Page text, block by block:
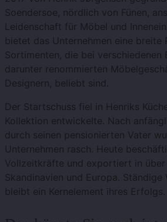
Soendersoe, nördlich von Fünen,
Leidenschaft für Möbel und
bietet das Unternehmen eine breite
Sortimenten, die bei verschiedenen
darunter renommierten
Designern, beliebt sind.
Der Startschuss fiel in Henriks
Kollektion entwickelte. Nach
durch seinen pensionierten Vater
Unternehmen rasch. Heute
Vollzeitkräfte und exportiert in
Skandinavien und Europa. Ständige
bleibt ein Kernelement ihres Erfolgs.